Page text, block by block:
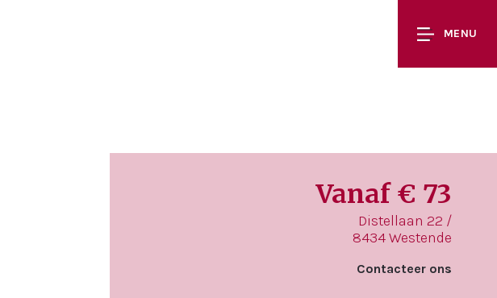
MENU
Vanaf € 73
Distellaan 22 /
8434 Westende
Contacteer ons